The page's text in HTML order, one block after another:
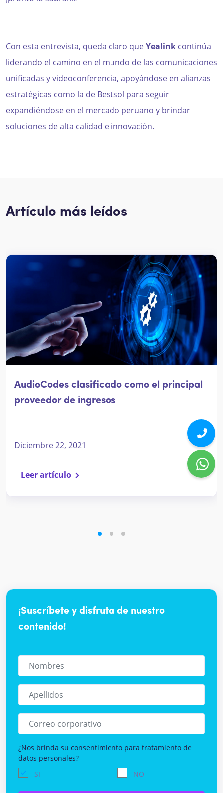
Con esta entrevista, queda claro queYealink continúa
liderando el camino en el mundo de las comunicaciones
unificadas y videoconferencia, apoyándose en alianzas
estratégicas como la de Bestsol para seguir
expandiéndose en el mercado peruano y brindar
soluciones de alta calidad e innovación.
Artículo más leídos
AudioCodes clasificado como el principal
proveedor de ingresos
Diciembre 22, 2021
Leer artículo
¡Suscríbete y disfruta de nuestro
contenido!
¿Nos brinda su consentimiento para tratamiento de
datos personales?
SI
NO